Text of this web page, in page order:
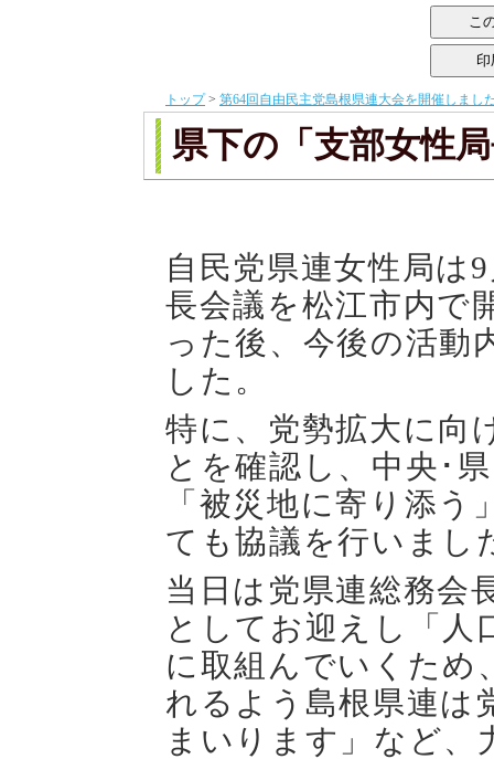
トップ> 第64回自由民主党島根県連大会を開催しまし
県下の「支部女性
自民党県連女性局は9
長会議を松江市内で
った後、今後の活動
した。
特に、党勢拡大に向
とを確認し、中央･
「被災地に寄り添
ても協議を行いまし
当日は党県連総務会
としてお迎えし「人
に取組んでいくため
れるよう島根県連は
まいります」など